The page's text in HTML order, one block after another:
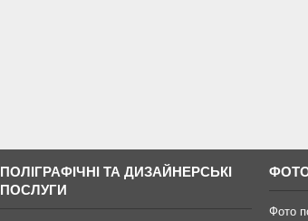
ПОЛІГРАФІЧНІ ТА ДИЗАЙНЕРСЬКІ
ПОСЛУГИ
Фото